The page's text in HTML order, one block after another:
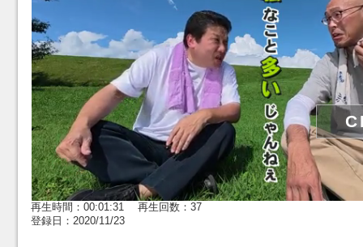
再生時間：00:01:31 再生回数：37
登録日：2020/11/23